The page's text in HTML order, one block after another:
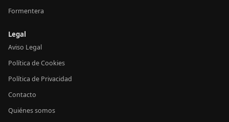
Formentera
Legal
Aviso Legal
Política de Cookies
Política de Privacidad
Contacto
Quiénes somos